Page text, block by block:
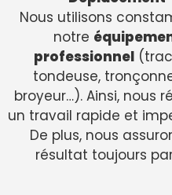
Nous utilisons
notre
professionnel
tondeuse,
broyeur…). Ainsi, nous
un travail rapide et
De plus, nous
résultat toujours